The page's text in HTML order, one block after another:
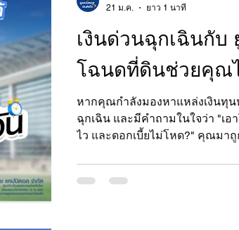
เงินด่วนฉุกเฉินกับ
โฉนดที่ดินช่วยคุณ
หากคุณกำลังมองหาแหล่งเงินทุน
ฉุกเฉิน และมีคำถามในใจว่า "เอ
ไว และดอกเบี้ยไม่โหด?" คุณมา
บริการกับผู้ให้บริการที่ได้รับใบอ
แคปปิตอล (U Capital)" ในเครือ
21 ม.ค.
ยาว 1 นาที